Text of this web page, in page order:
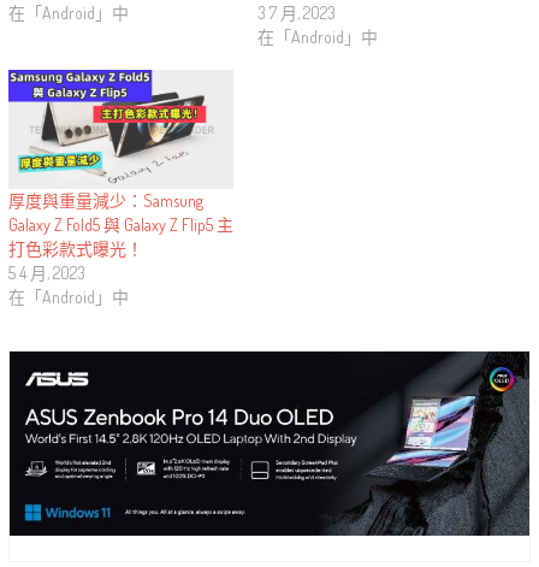
在「Android」中
3 7 月, 2023
在「Android」中
厚度與重量減少：Samsung
Galaxy Z Fold5 與 Galaxy Z Flip5 主
打色彩款式曝光！
5 4 月, 2023
在「Android」中